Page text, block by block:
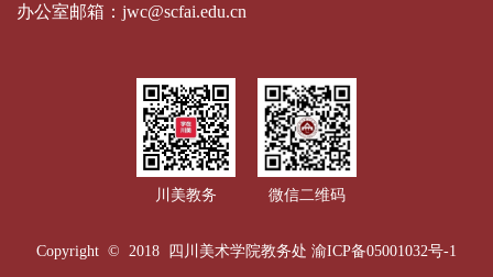
办公室邮箱： jwc@scfai.edu.cn
川美教务 微信二维码
Copyright © 2018 四川美术学院教务处 渝ICP备05001032号-1